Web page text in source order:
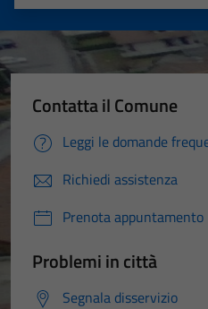
Valuta 5
Valuta 4 stelle su
Valuta 3 stelle su 5
Valuta 2 stelle su 5
Valuta 1 stelle su 5
Contatta il Comune
Leggi le domande
Richiedi assistenza
Prenota appuntamento
Problemi in città
Segnala disservizio